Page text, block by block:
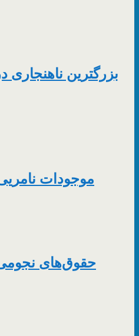
بزرگترین
موجودات
حقوق‌های